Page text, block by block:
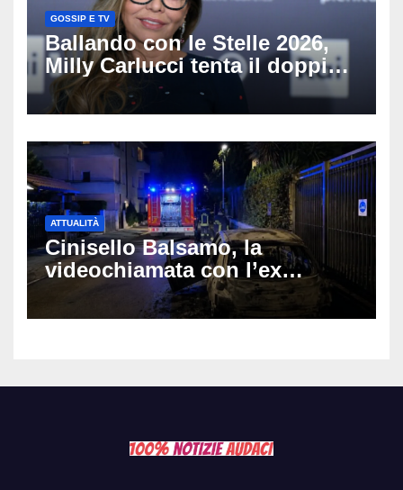
GOSSIP E TV
Ballando con le Stelle 2026,
Milly Carlucci tenta il doppio
colpo: tra i papabili Ornella
Muti e Monica Guerritore
ATTUALITÀ
Cinisello Balsamo, la
videochiamata con l’ex
fidanzata e il dramma: 35enne
lotta tra la vita e la morte